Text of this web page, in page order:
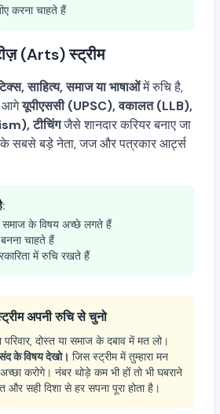
करना चाहते हैं
(Arts) स्ट्रीम
साहित्य, समाज या भाषाओंमें रुचि है,
आगेयूपीएससी (UPSC), वकालत (LLB),
टीचिंगजैसे शानदार करियर बनाए जा
सबसे बड़े नेता, जज और पत्रकार आर्ट्स
समाज के विषय अच्छे लगते हैं
चाहते हैं
में रुचि रखते हैं
अपनी रुचि से चुनो
परिवार, दोस्त या समाज के दबाव में मत लो।
के विषय देखो। जिस स्ट्रीम में तुम्हारा मन
करोगे। नंबर थोड़े कम भी हों तो भी घबराने
सही दिशा से हर सपना पूरा होता है।